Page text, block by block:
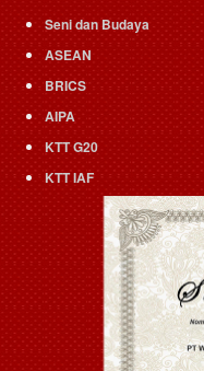
Seni dan Budaya
ASEAN
BRICS
AIPA
KTT G20
KTT IAF